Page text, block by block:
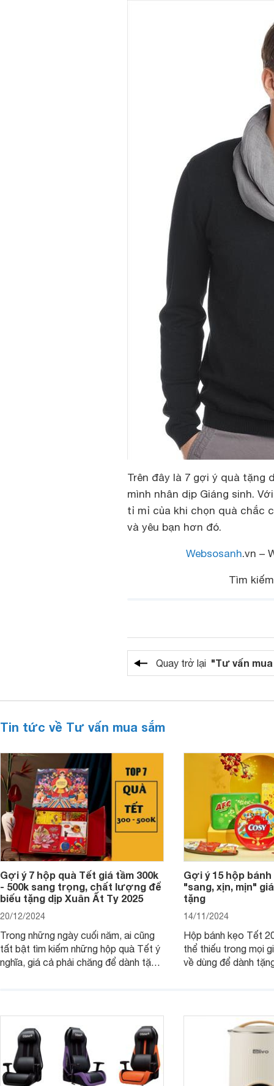
Trên đây là 7 gợi ý quà tặng
mình nhân dịp Giáng sinh.
tỉ mỉ của khi chọn quà chắc
và yêu bạn hơn đó.
Websosanh.vn –
Tìm
Quay trở lại "Tư vấn
Tin tức về Tư vấn mua sắm
Gợi ý 7 hộp quà Tết giá tầm 300k
- 500k sang trọng, chất lượng để
biếu tặng dịp Xuân Ất Tỵ 2025
20/12/2024
Trong những ngày cuối năm, ai cũng
tất bật tìm kiếm những hộp quà Tết ý
nghĩa, giá cả phải chăng để dành tặng
- 500k đẹp mắt nhé.
Gợi ý 15 hộp
"sang, xịn, mịn"
tặng
14/11/2024
Hộp bánh kẹo Tết
thể thiếu trong mọi
về dùng để dành
2025 mới vừa sang,
mua sắm cuối năm.